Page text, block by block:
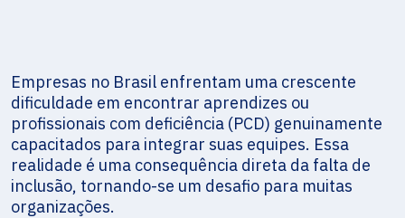
Empresas no Brasil enfrentam uma crescente
dificuldade em encontrar aprendizes ou
profissionais com deficiência (PCD) genuinamente
capacitados para integrar suas equipes. Essa
realidade é uma consequência direta da falta de
inclusão, tornando-se um desafio para muitas
organizações.